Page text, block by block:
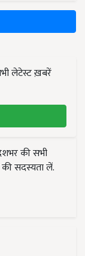
लेटेस्ट ख़बरें
की सभी
सदस्यता लें.